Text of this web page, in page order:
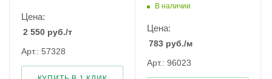
Цена:
2 550 руб./т
Арт.: 57328
В наличии
Цена:
783 руб./м
Арт.: 96023